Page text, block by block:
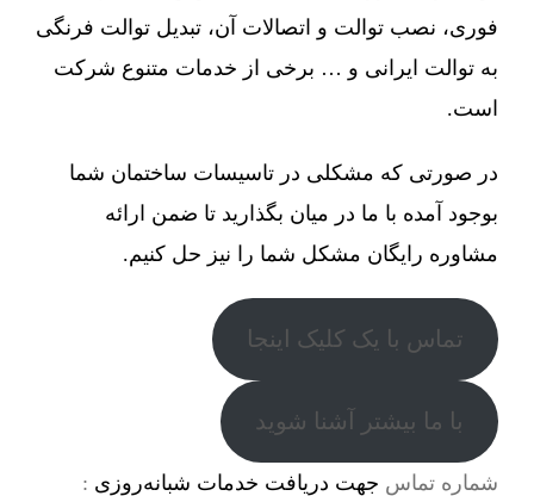
فوری، نصب توالت و اتصالات آن، تبدیل توالت فرنگی
به توالت ایرانی و … برخی از خدمات متنوع شرکت
است.
در صورتی که مشکلی در تاسیسات ساختمان شما
بوجود آمده با ما در میان بگذارید تا ضمن ارائه
مشاوره رایگان مشکل شما را نیز حل کنیم.
تماس با یک کلیک اینجا
با ما بیشتر آشنا شوید
شماره تماس جهت دریافت خدمات شبانه‌روزی :